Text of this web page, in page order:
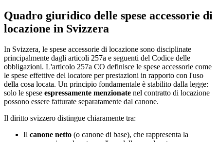
Quadro giuridico delle spese accessorie di
locazione in Svizzera
In Svizzera, le spese accessorie di locazione sono disciplinate
principalmente dagli articoli 257a e seguenti del Codice delle
obbligazioni. L'articolo 257a CO definisce le spese accessorie come
le spese effettive del locatore per prestazioni in rapporto con l'uso
della cosa locata. Un principio fondamentale è stabilito dalla legge:
solo le spese espressamente menzionate nel contratto di locazione
possono essere fatturate separatamente dal canone.
Il diritto svizzero distingue chiaramente tra:
Il canone netto (o canone di base), che rappresenta la